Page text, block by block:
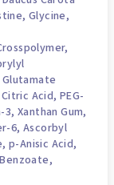
Glycine,
Citric Acid, PEG-
Xanthan Gum,
6, Ascorbyl
p-Anisic Acid,